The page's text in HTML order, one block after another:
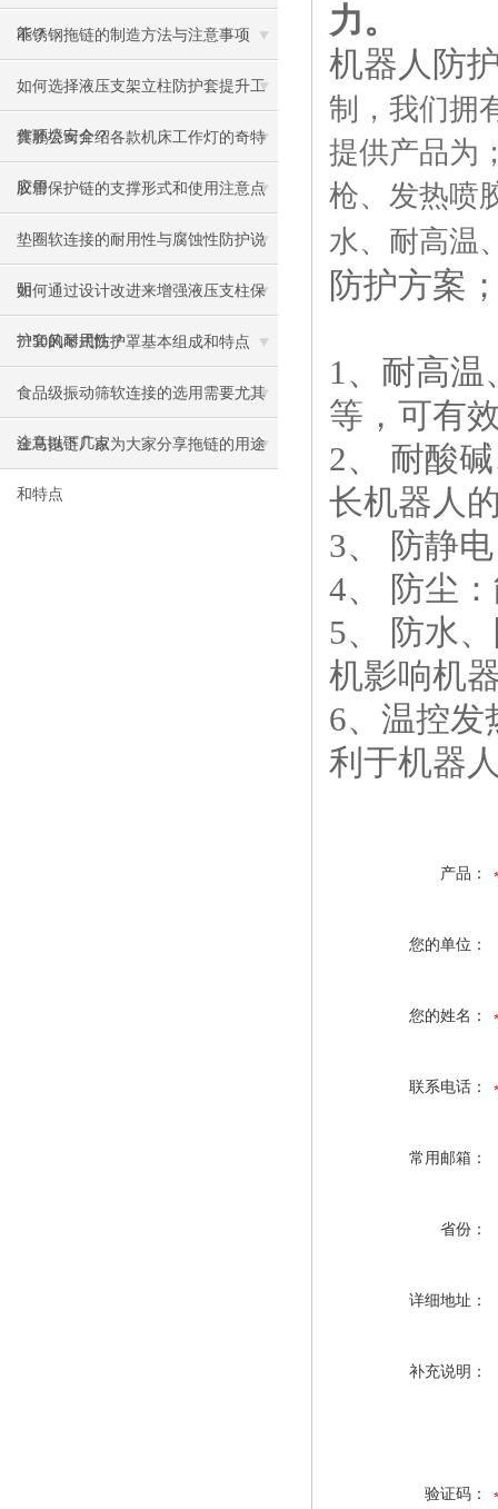
能？
不锈钢拖链的制造方法与注意事项
如何选择液压支架立柱防护套提升工
作环境安全？
冀鹏公司介绍各款机床工作灯的奇特
应用
胶管保护链的支撑形式和使用注意点
垫圈软连接的耐用性与腐蚀性防护说
明
如何通过设计改进来增强液压支柱保
护套的耐用性？
7150风琴式防护罩基本组成和特点
食品级振动筛软连接的选用需要尤其
注意以下几点
金马拖链厂家为大家分享拖链的用途
和特点
力。
机器人防
制，我们拥
提供产品为
枪、发热喷
水、耐高温
防护方案
1、 耐高温
等，可有
2、 耐酸
长机器人
3、
防静
4、
防尘
5、
防水
机影响机
6、 温控发
利于机器
产品：
您的单位：
您的姓名：
联系电话：
常用邮箱：
省份：
详细地址：
补充说明：
验证码：